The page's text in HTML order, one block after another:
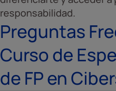
responsabilidad.
Preguntas
Curso de
de FP en